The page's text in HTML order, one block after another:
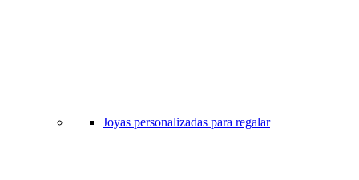
Joyas personalizadas para regalar